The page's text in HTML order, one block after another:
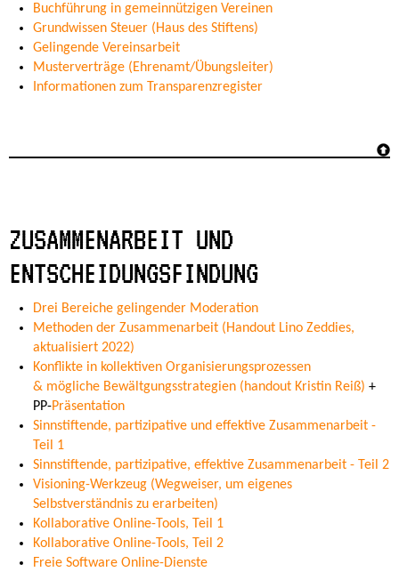
Buchführung in gemeinnützigen Vereinen
Grundwissen Steuer (Haus des Stiftens)
Gelingende Vereinsarbeit
Musterverträge (Ehrenamt/Übungsleiter)
Informationen zum Transparenzregister
ZUSAMMENARBEIT UND
ENTSCHEIDUNGSFINDUNG
Drei Bereiche gelingender Moderation
Methoden der Zusammenarbeit (Handout Lino Zeddies,
aktualisiert 2022)
Konflikte in kollektiven Organisierungsprozessen
& mögliche Bewältgungsstrategien (handout Kristin Reiß) +
PP-Präsentation
Sinnstiftende, partizipative und effektive Zusammenarbeit -
Teil 1
Sinnstiftende, partizipative, effektive Zusammenarbeit - Teil 2
Visioning-Werkzeug (Wegweiser, um eigenes
Selbstverständnis zu erarbeiten)
Kollaborative Online-Tools, Teil 1
Kollaborative Online-Tools, Teil 2
Freie Software Online-Dienste